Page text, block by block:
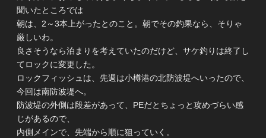
聞いたところでは
朝は、2～3本上がったとのこと。朝でその釣果なら、そりゃ
厳しいわ。
良さそうなら泊まりを考えていたのだけど、サケ釣りは終了し
てロックに変更した。
ロックフィッシュは、先週は小樽港の北防波堤へいったので、
今回は南防波堤へ。
防波堤の外側は段差があって、PEだとちょっと攻めづらい感
じがあるので、
内側メインで、先端から順に狙っていく。